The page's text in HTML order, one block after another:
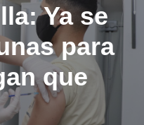
Ya se
para
que